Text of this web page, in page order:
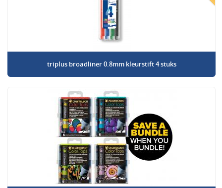
triplus broadliner 0.8mm kleurstift 4 stuks